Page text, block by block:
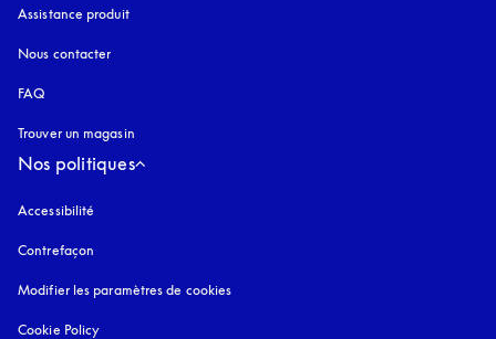
Assistance produit
Nous contacter
FAQ
Trouver un magasin
Nos politiques
Accessibilité
Contrefaçon
Modifier les paramètres de cookies
Cookie Policy